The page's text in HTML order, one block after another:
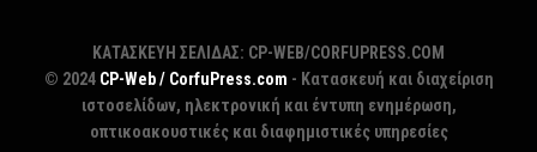
ΚΑΤΑΣΚΕΥΗ ΣΕΛΙΔΑΣ: CP-WEB/CORFUPRESS.COM
© 2024 CP-Web / CorfuPress.com - Κατασκευή και διαχείριση
ιστοσελίδων, ηλεκτρονική και έντυπη ενημέρωση,
οπτικοακουστικές και διαφημιστικές υπηρεσίες